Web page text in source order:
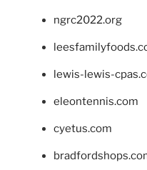
ngrc2022.org
lewis-lewis-
eleontennis.com
cyetus.com